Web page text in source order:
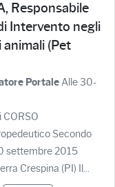
Responsabile
Intervento negli
(Pet
PortaleAlle 30-
Secondo
settembre 2015
Crespina (PI) Il...